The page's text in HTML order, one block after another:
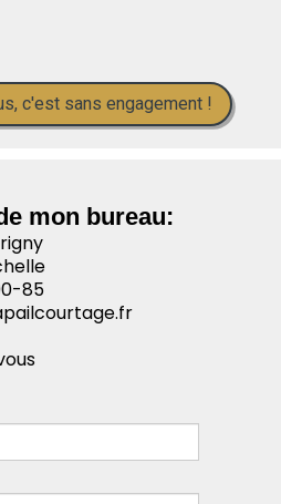
c'est sans engagement !
mon bureau:
85